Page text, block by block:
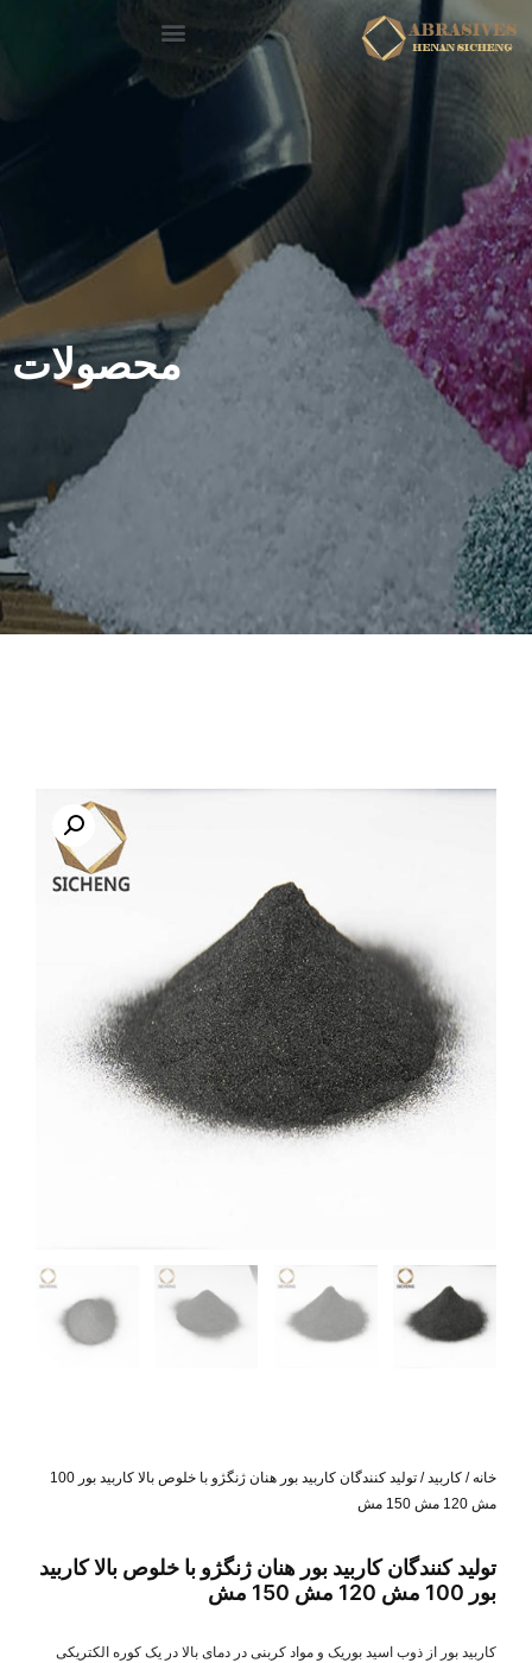
محصولات
خانه/ کاربید
/ تولید کنندگان کاربید بور هنان ژنگژو با خلوص بالا کاربید بور 100
مش 120 مش 150 مش
تولید کنندگان کاربید بور هنان ژنگژو با خلوص بالا کاربید
بور 100 مش 120 مش 150 مش
کاربید بور از ذوب اسید بوریک و مواد کربنی در دمای بالا در یک کوره الکتریکی